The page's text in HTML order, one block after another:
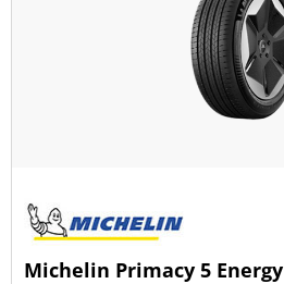
Michelin Primacy 5 Energy